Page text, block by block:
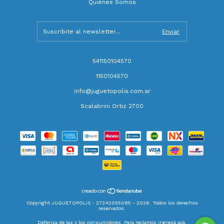
Quiénes Somos
541150104570
1150104570
info@juguetopolis.com.ar
Scalabrini Ortiz 2700
Copyright JUGUETOPOLIS - 27242055085 - 2026. Todos los derechos
reservados.
Defensa de las y los consumidores. Para reclamos ingresá acá.